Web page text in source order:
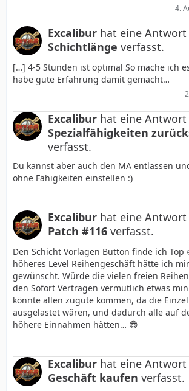
4.
Excalibur hat eine Antwort
Schichtlänge verfasst.
[…] 4-5 Stunden ist optimal So mache ich
habe gute Erfahrung damit gemacht…
Excalibur hat eine Antwort
Spezialfähigkeiten
verfasst.
Du kannst aber auch den MA entlassen
ohne Fähigkeiten einstellen :)
Excalibur hat eine Antwort
Patch #116 verfasst.
Den Schicht Vorlagen Button finde ich Top
höheres Level Reihengeschäft hätte ich
gewünscht. Würde die vielen freien
den Sofort Verträgen vermutlich etwas
könnte allen zugute kommen, da die
ausgelastet wären, und dadurch alle auf
höhere Einnahmen hätten… 😎
Excalibur hat eine Antwort
Geschäft kaufen verfasst.